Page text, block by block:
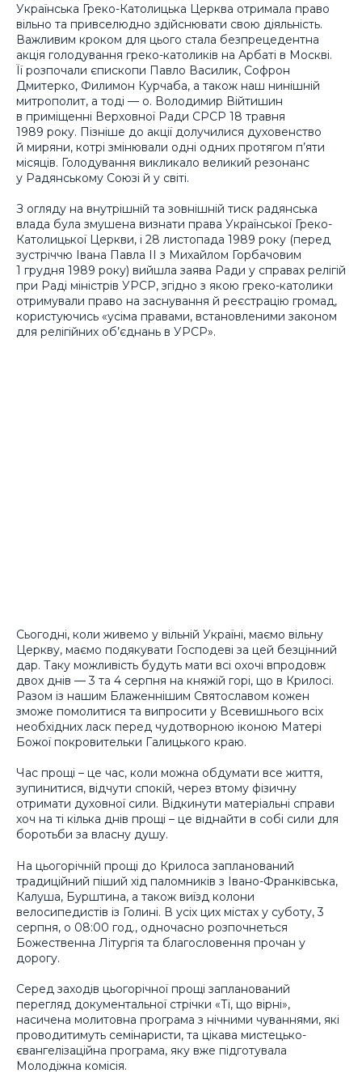
Українська Греко-Католицька Церква отримала право
вільно та привселюдно здійснювати свою діяльність.
Важливим кроком для цього стала безпрецедентна
акція голодування греко-католиків на Арбаті в Москві.
Її розпочали єпископи Павло Василик, Софрон
Дмитерко, Филимон Курчаба, а також наш нинішній
митрополит, а тоді — о. Володимир Війтишин
в приміщенні Верховної Ради СРСР 18 травня
1989 року. Пізніше до акції долучилися духовенство
й миряни, котрі змінювали одні одних протягом п’яти
місяців. Голодування викликало великий резонанс
у Радянському Союзі й у світі.
З огляду на внутрішній та зовнішній тиск радянська
влада була змушена визнати права Української Греко-
Католицької Церкви, і 28 листопада 1989 року (перед
зустріччю Івана Павла ІІ з Михайлом Горбачовим
1 грудня 1989 року) вийшла заява Ради у справах релігій
при Раді міністрів УРСР, згідно з якою греко-католики
отримували право на заснування й реєстрацію громад,
користуючись «усіма правами, встановленими законом
для релігійних об’єднань в УРСР».
Сьогодні, коли живемо у вільній Україні, маємо вільну
Церкву, маємо подякувати Господеві за цей безцінний
дар. Таку можливість будуть мати всі охочі впродовж
двох днів — 3 та 4 серпня на княжій горі, що в Крилосі.
Разом із нашим Блаженнішим Святославом кожен
зможе помолитися та випросити у Всевишнього всіх
необхідних ласк перед чудотворною іконою Матері
Божої покровительки Галицького краю.
Час прощі – це час, коли можна обдумати все життя,
зупинитися, відчути спокій, через втому фізичну
отримати духовної сили. Відкинути матеріальні справи
хоч на ті кілька днів прощі – це віднайти в собі сили для
боротьби за власну душу.
На цьогорічній прощі до Крилоса запланований
традиційний піший хід паломників з Івано-Франківська,
Калуша, Бурштина, а також виїзд колони
велосипедистів із Голині. В усіх цих містах у суботу, 3
серпня, о 08:00 год., одночасно розпочнеться
Божественна Літургія та благословення прочан у
дорогу.
Серед заходів цьогорічної прощі запланований
перегляд документальної стрічки «Ті, що вірні»,
насичена молитовна програма з нічними чуваннями, які
проводитимуть семінаристи, та цікава мистецько-
євангелізаційна програма, яку вже підготувала
Молодіжна комісія.